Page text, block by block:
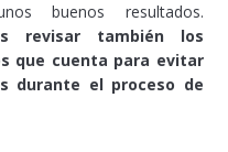
buenos resultados.
revisar también los
que cuenta para evitar
durante el proceso de